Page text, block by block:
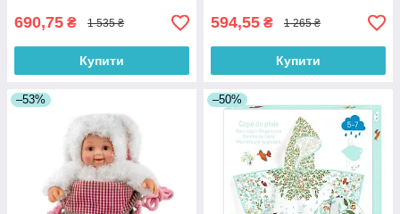
690,75 ₴ 1 535 ₴
Купити
594,55 ₴ 1 265 ₴
Купити
–53% –50%